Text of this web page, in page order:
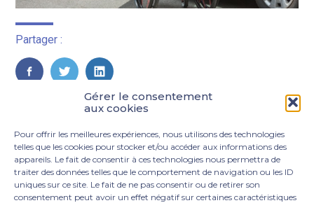
Gérer le consentement
aux cookies
Pour offrir les meilleures expériences, nous utilisons des technologies
telles que les cookies pour stocker et/ou accéder aux informations des
appareils. Le fait de consentir à ces technologies nous permettra de
traiter des données telles que le comportement de navigation ou les ID
uniques sur ce site. Le fait de ne pas consentir ou de retirer son
consentement peut avoir un effet négatif sur certaines caractéristiques
Partager :
FaceBook
TwitterLinkedIn